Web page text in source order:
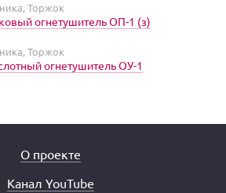
Торжок
огнетушитель ОП-1 (з)
Торжок
огнетушитель ОУ-1
О проекте
Канал YouTube